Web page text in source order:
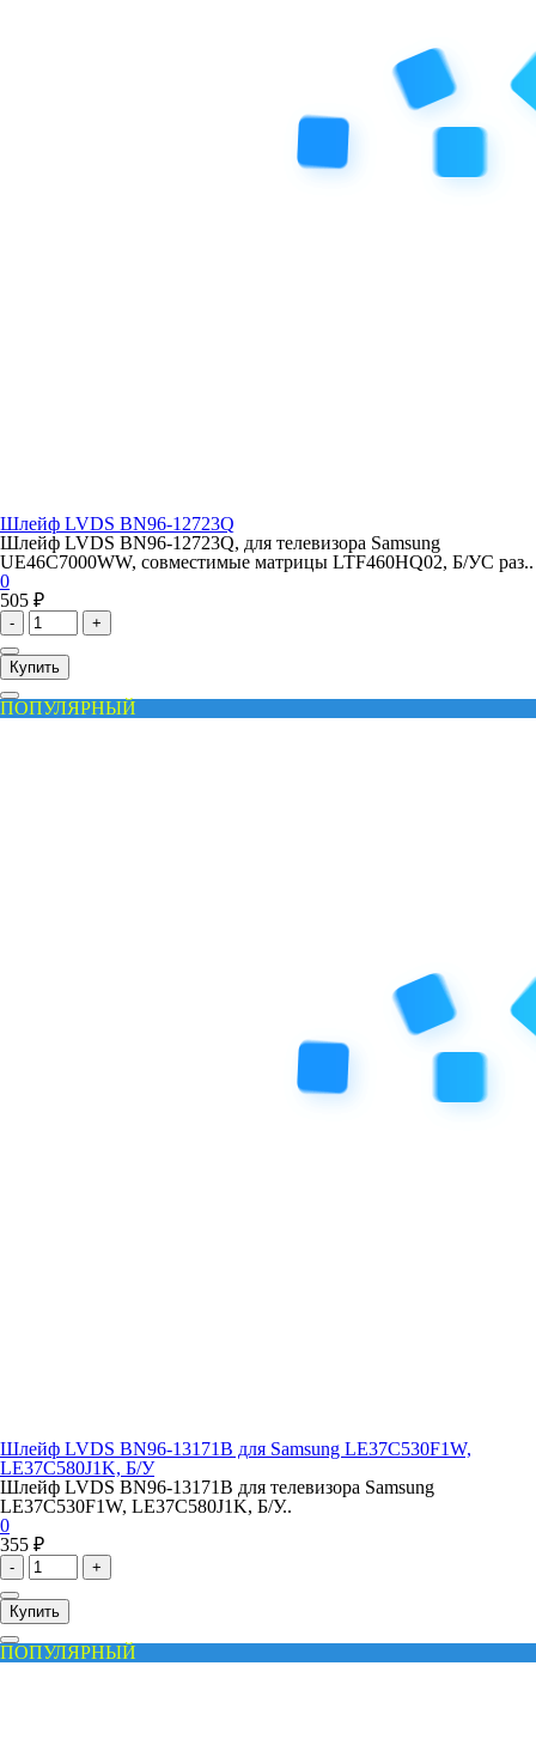
Шлейф LVDS BN96-12723Q
Шлейф LVDS BN96-12723Q, для телевизора Samsung
UE46C7000WW, совместимые матрицы LTF460HQ02, Б/УС раз..
0
505 ₽
- +
Купить
ПОПУЛЯРНЫЙ
Шлейф LVDS BN96-13171B для Samsung LE37C530F1W,
LE37C580J1K, Б/У
Шлейф LVDS BN96-13171B для телевизора Samsung
LE37C530F1W, LE37C580J1K, Б/У..
0
355 ₽
- +
Купить
ПОПУЛЯРНЫЙ